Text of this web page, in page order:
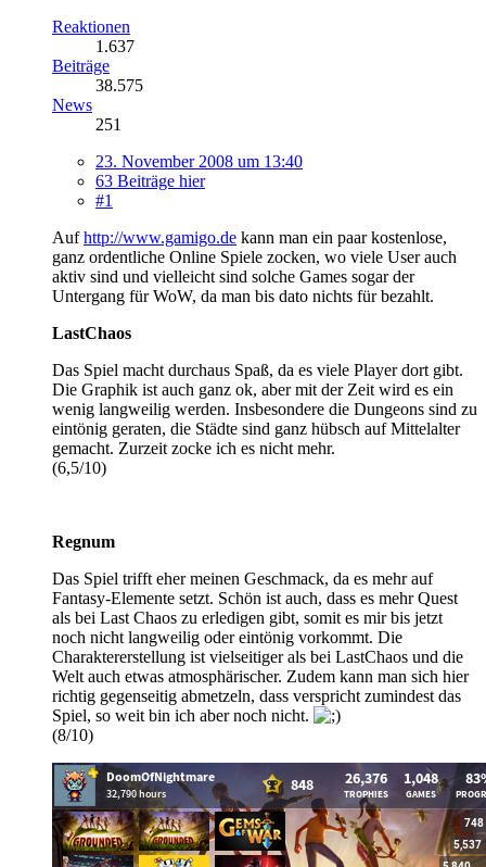
Reaktionen
1.637
Beiträge
38.575
News
251
23. November 2008 um 13:40
63 Beiträge hier
#1
Aufhttp://www.gamigo.de kann man ein paar kostenlose,
ganz ordentliche Online Spiele zocken, wo viele User auch
aktiv sind und vielleicht sind solche Games sogar der
Untergang für WoW, da man bis dato nichts für bezahlt.
LastChaos
Das Spiel macht durchaus Spaß, da es viele Player dort gibt.
Die Graphik ist auch ganz ok, aber mit der Zeit wird es ein
wenig langweilig werden. Insbesondere die Dungeons sind zu
eintönig geraten, die Städte sind ganz hübsch auf Mittelalter
gemacht. Zurzeit zocke ich es nicht mehr.
(6,5/10)
Regnum
Das Spiel trifft eher meinen Geschmack, da es mehr auf
Fantasy-Elemente setzt. Schön ist auch, dass es mehr Quest
als bei Last Chaos zu erledigen gibt, somit es mir bis jetzt
noch nicht langweilig oder eintönig vorkommt. Die
Charaktererstellung ist vielseitiger als bei LastChaos und die
Welt auch etwas atmosphärischer. Zudem kann man sich hier
richtig gegenseitig abmetzeln, dass verspricht zumindest das
Spiel, so weit bin ich aber noch nicht.
(8/10)